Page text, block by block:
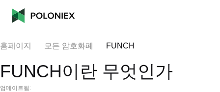
홈페이지 모든 암호화폐 FUNCH
FUNCH이란 무엇인가
업데이트됨: